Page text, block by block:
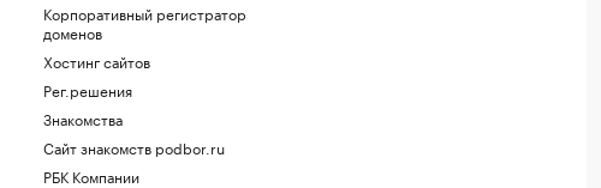
Корпоративный регистратор
доменов
Хостинг сайтов
Рег.решения
Знакомства
Сайт знакомств podbor.ru
РБК Компании